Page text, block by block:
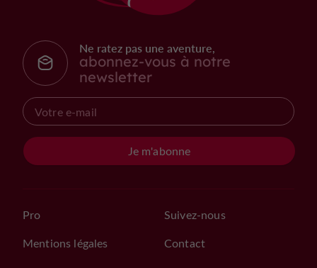
Ne ratez pas une aventure,
abonnez-vous à notre
newsletter
Je m'abonne
Pro
Mentions légales
Suivez-nous
Contact